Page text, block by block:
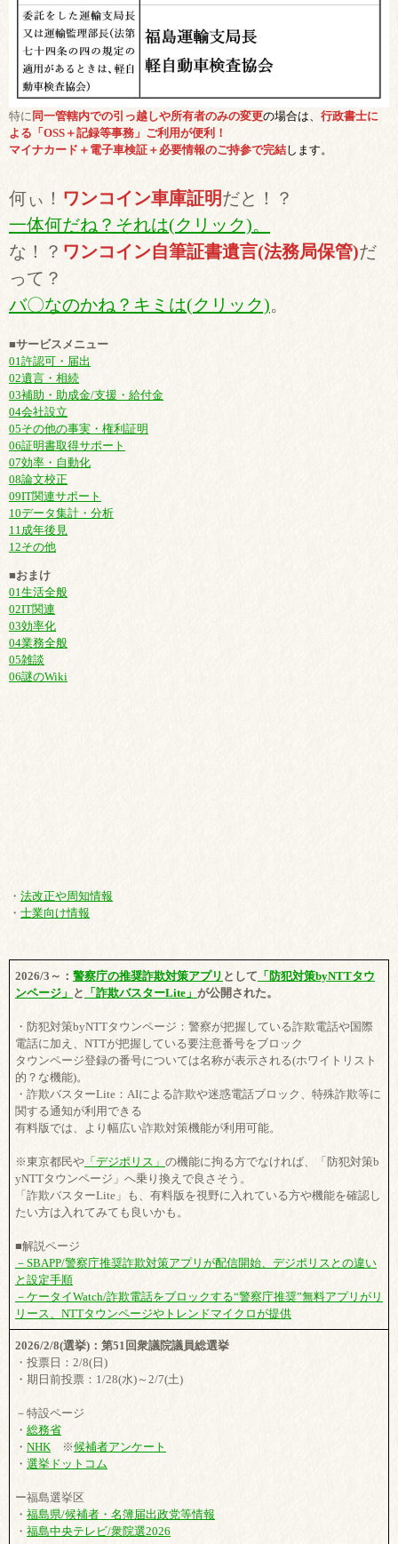
特に 同一管轄内での引っ越しや所有者のみの変更の場合は、 行政書士に
よる「OSS＋記録等事務」ご利用が便利！
マイナカード＋電子車検証＋必要情報のご持参で完結します。
何ぃ！ ワンコイン車庫証明だと！？
一体何だね？それは(クリック)。
な！？ ワンコイン自筆証書遺言(法務局保管)だ
って？
バ〇なのかね？キミは(クリック)。
■サービスメニュー
01許認可・届出
02遺言・相続
03補助・助成金/支援・給付金
04会社設立
05その他の事実・権利証明
06証明書取得サポート
07効率・自動化
08論文校正
09IT関連サポート
10データ集計・分析
11成年後見
12その他
■おまけ
01生活全般
02IT関連
03効率化
04業務全般
05雑談
06謎のWiki
・ 法改正や周知情報
・ 士業向け情報
2026/3～： 警察庁の推奨詐欺対策アプリ として 「防犯対策byNTTタウ
ンページ」 と 「詐欺バスターLite」 が公開された。
・防犯対策byNTTタウンページ：警察が把握している詐欺電話や国際
電話に加え、NTTが把握している要注意番号をブロック
タウンページ登録の番号については名称が表示される(ホワイトリスト
的？な機能)。
・詐欺バスターLite：AIによる詐欺や迷惑電話ブロック、特殊詐欺等に
関する通知が利用できる
有料版では、より幅広い詐欺対策機能が利用可能。
※東京都民や 「デジポリス」 の機能に拘る方でなければ、「防犯対策b
yNTTタウンページ」へ乗り換えで良さそう。
「詐欺バスターLite」も、有料版を視野に入れている方や機能を確認し
たい方は入れてみても良いかも。
■解説ページ
－SBAPP/警察庁推奨詐欺対策アプリが配信開始、デジポリスとの違い
と設定手順
－ケータイWatch/詐欺電話をブロックする“警察庁推奨”無料アプリがリ
リース、NTTタウンページやトレンドマイクロが提供
2026/2/8(選挙)：第51回衆議院議員総選挙
・投票日：2/8(日)
・期日前投票：1/28(水)～2/7(土)
－特設ページ
・ 総務省
・ NHK※候補者アンケート
・ 選挙ドットコム
ー福島選挙区
・ 福島県/候補者・名簿届出政党等情報
・ 福島中央テレビ/衆院選2026